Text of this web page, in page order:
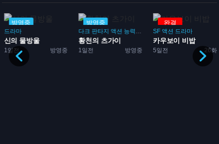
방영중
드라마
1일전 방영중
신의 물방울
방영중
다크 판타지 액션 능력
1일전 방영중
황천의 츠가이
완결
SF 액션 드라마
5일전 26화
카우보이 비밥